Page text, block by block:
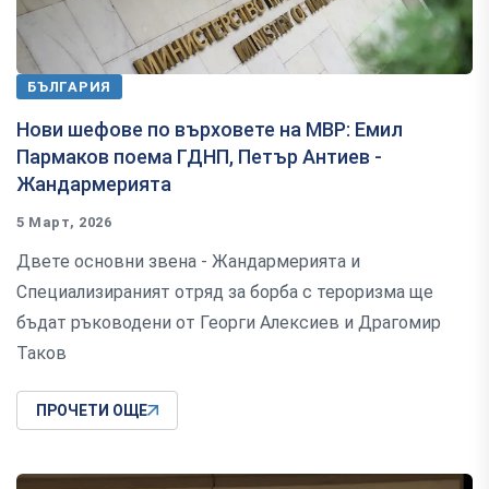
БЪЛГАРИЯ
Нови шефове по върховете на МВР: Емил
Пармаков поема ГДНП, Петър Антиев -
Жандармерията
5 Март, 2026
Двете основни звена - Жандармерията и
Специализираният отряд за борба с тероризма ще
бъдат ръководени от Георги Алексиев и Драгомир
Таков
ПРОЧЕТИ ОЩЕ